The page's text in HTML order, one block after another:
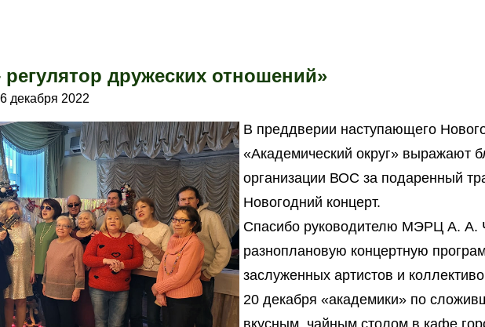
дружеских отношений»
декабря 2022
В преддверии наступающего
«Академический округ» выражают
организации ВОС за подаренный
Новогодний концерт.
Спасибо руководителю МЭРЦ А. А.
разноплановую концертную
заслуженных артистов и
20 декабря «академики» по
вкусным, чайным столом в кафе